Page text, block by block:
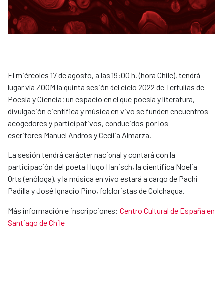
El miércoles 17 de agosto, a las 19:00 h. (hora Chile), tendrá
lugar vía ZOOM la quinta sesión del ciclo 2022 de Tertulias de
Poesía y Ciencia; un espacio en el que poesía y literatura,
divulgación científica y música en vivo se funden encuentros
acogedores y participativos, conducidos por los
escritores Manuel Andros y Cecilia Almarza.
La sesión tendrá carácter nacional y contará con la
participación del poeta Hugo Hanisch, la científica Noelia
Orts (enóloga), y la música en vivo estará a cargo de Pachi
Padilla y José Ignacio Pino, folcloristas de Colchagua.
Más información e inscripciones: Centro Cultural de España en
Santiago de Chile